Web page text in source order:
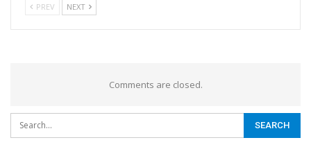
PREV NEXT
Comments are closed.